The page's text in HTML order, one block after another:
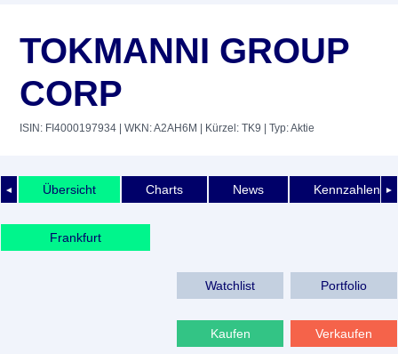
TOKMANNI GROUP
CORP
ISIN: FI4000197934 | WKN: A2AH6M | Kürzel: TK9 | Typ: Aktie
◄ ►
Übersicht Charts News Kennzahlen
Frankfurt
Watchlist Portfolio
Kaufen Verkaufen